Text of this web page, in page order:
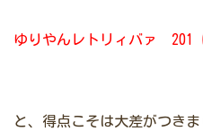
ゆりやんレトリィバァ 201
と、得点こそは大差がつきま